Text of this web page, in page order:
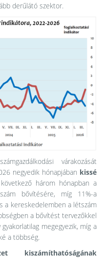
derűlátó szektor.
várakozását
negyedik hónapjában kissé
három hónapban a
bővítésére, míg 11%-a
a kereskedelemben a létszám
a bővítést tervezőkkel
megegyezik, míg a
a többség.
kiszámíthatóságának